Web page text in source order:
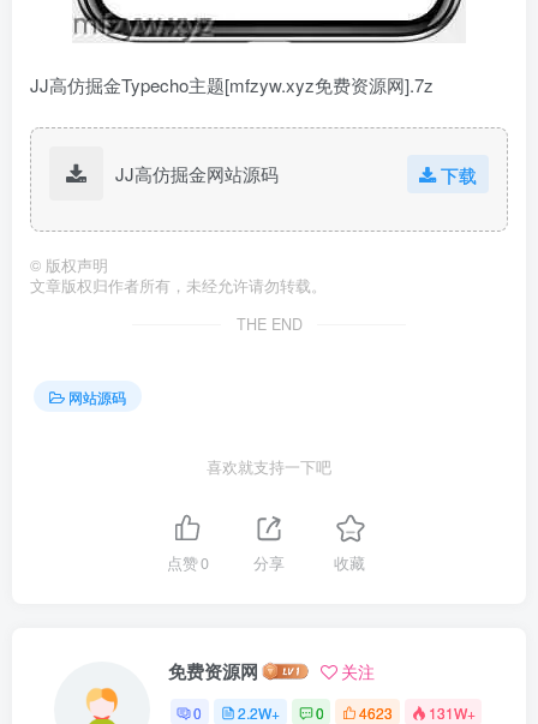
JJ高仿掘金Typecho主题[mfzyw.xyz免费资源网].7z
JJ高仿掘金网站源码 下载
© 版权声明
文章版权归作者所有，未经允许请勿转载。
THE END
网站源码
喜欢就支持一下吧
点赞0 分享 收藏
免费资源网 关注
0 2.2W+ 0 4623 131W+